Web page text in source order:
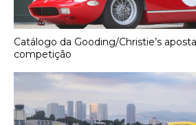
Catálogo da Gooding/Christie’s
competição